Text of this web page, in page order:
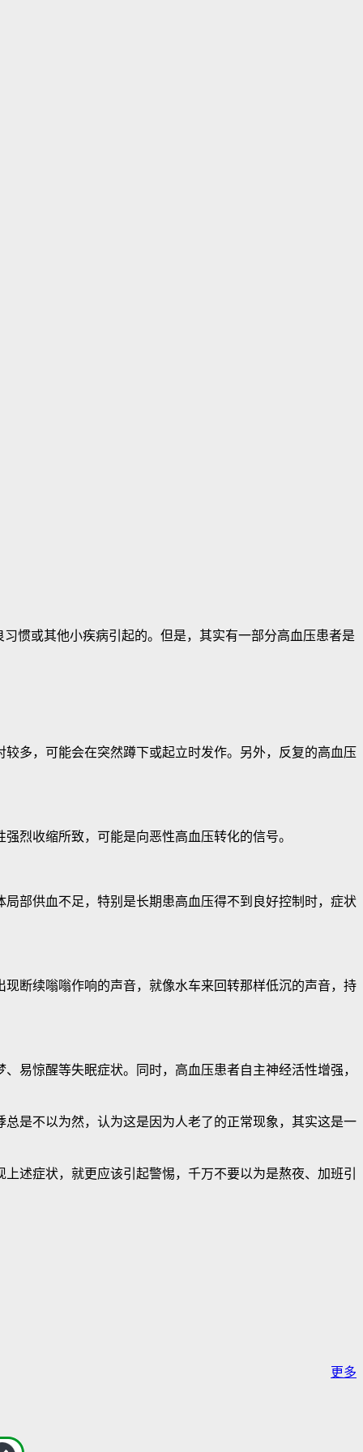
或其他小疾病引起的。但是，其实有一部分高血压患者是
多，可能会在突然蹲下或起立时发作。另外，反复的高血压
收缩所致，可能是向恶性高血压转化的信号。
部供血不足，特别是长期患高血压得不到良好控制时，症状
断续嗡嗡作响的声音，就像水车来回转那样低沉的声音，持
惊醒等失眠症状。同时，高血压患者自主神经活性增强，
是不以为然，认为这是因为人老了的正常现象，其实这是一
症状，就更应该引起警惕，千万不要以为是熬夜、加班引
更多